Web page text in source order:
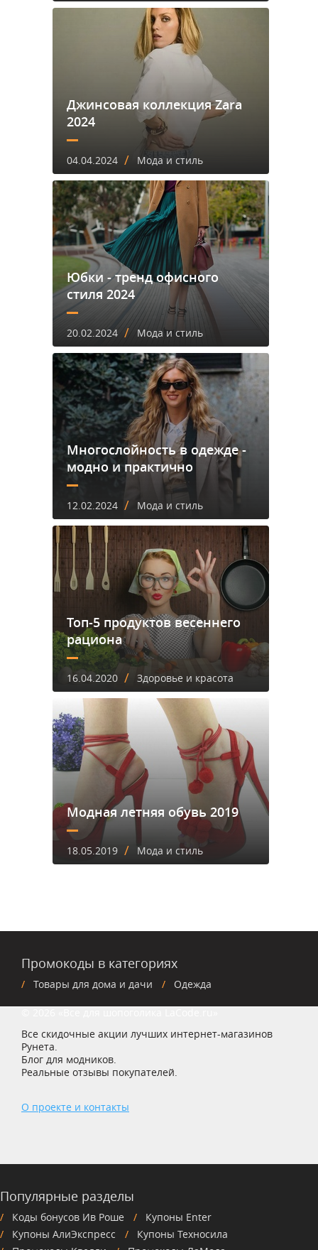
Джинсовая коллекция Zara
2024
04.04.2024 / Мода и стиль
Юбки - тренд офисного
стиля 2024
20.02.2024 / Мода и стиль
Многослойность в одежде -
модно и практично
12.02.2024 / Мода и стиль
Топ-5 продуктов весеннего
рациона
16.04.2020 / Здоровье и красота
Модная летняя обувь 2019
18.05.2019 / Мода и стиль
Промокоды в категориях
Товары для дома и дачи Одежда
Все скидочные акции лучших интернет-магазинов
Рунета.
Блог для модников.
Реальные отзывы покупателей.
О проекте и контакты
Популярные разделы
Коды бонусов Ив Роше
Купоны Enter
Купоны АлиЭкспресс
Купоны Техносила